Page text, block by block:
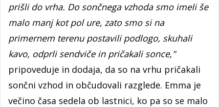
prišli do vrha. Do sončnega vzhoda smo imeli še
malo manj kot pol ure, zato smo si na
primernem terenu postavili podlogo, skuhali
kavo, odprli sendviče in pričakali sonce,"
pripoveduje in dodaja, da so na vrhu pričakali
sončni vzhod in občudovali razglede. Emma je
večino časa sedela ob lastnici, ko pa so se malo